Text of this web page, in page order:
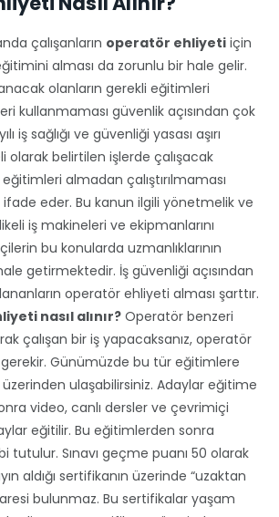
çalışanların operatör ehliyeti için
alması da zorunlu bir hale gelir.
olanların gerekli eğitimleri
kullanmaması güvenlik açısından çok
iş sağlığı ve güvenliği yasası aşırı
olarak belirtilen işlerde çalışacak
almadan çalıştırılmaması
eder. Bu kanun ilgili yönetmelik ve
iş makineleri ve ekipmanlarını
bu konularda uzmanlıklarının
getirmektedir. İş güvenliği açısından
operatör ehliyeti alması şarttır.
nasıl alınır?Operatör benzeri
çalışan bir iş yapacaksanız, operatör
Günümüzde bu tür eğitimlere
ulaşabilirsiniz. Adaylar eğitime
video, canlı dersler ve çevrimiçi
eğitilir. Bu eğitimlerden sonra
tutulur. Sınavı geçme puanı 50 olarak
aldığı sertifikanın üzerinde “uzaktan
bulunmaz. Bu sertifikalar yaşam